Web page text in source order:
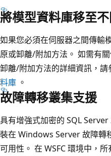
將模型資料庫移至
如果您必須在伺服器之間傳輸
原或卸離/附加方法。 如需有
卸離/附加方法的詳細資訊，請
料庫 。
故障轉移叢集支援
具有增強式加密的 SQL
裝在 Windows Server 故障轉
可用性。 在 WSFC 環境中，